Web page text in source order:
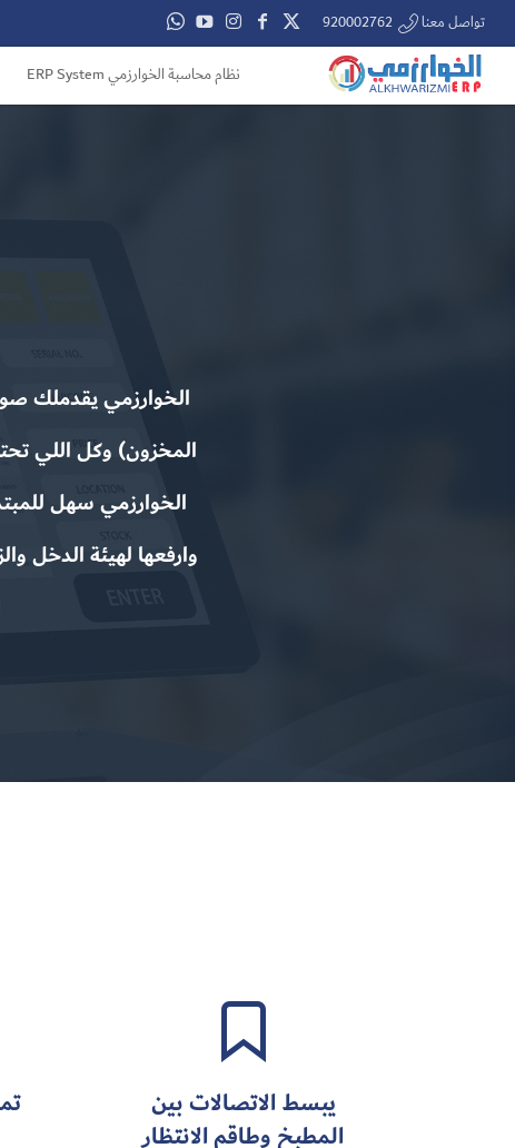
تواصل معنا 920002762
نظام محاسبة الخوارزمي ERP System
الخوارزمي يقدملك
المخزون) وكل اللي
الخوارزمي سهل
وارفعها لهيئة الدخل

يبسط الاتصالات بين
المطبخ وطاقم الانتظار